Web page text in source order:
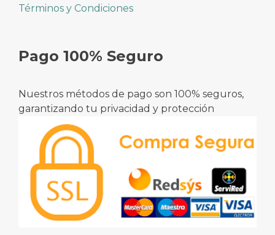
Términos y Condiciones
Pago 100% Seguro
Nuestros métodos de pago son 100% seguros,
garantizando tu privacidad y protección